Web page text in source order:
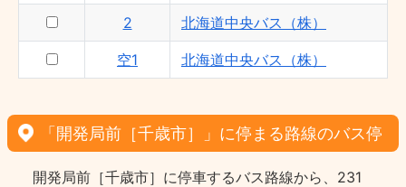
2 北海道中央バス（株）
空1 北海道中央バス（株）
「開発局前［千歳市］」に停まる路線のバス停
開発局前［千歳市］に停車するバス路線から、231